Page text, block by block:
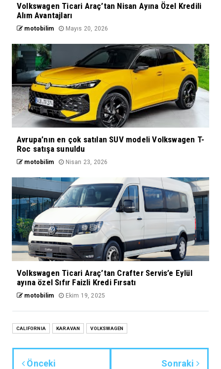
Volkswagen Ticari Araç’tan Nisan Ayına Özel Kredili
Alım Avantajları
motobilim Mayıs 20, 2026
Avrupa’nın en çok satılan SUV modeli Volkswagen T-
Roc satışa sunuldu
motobilim Nisan 23, 2026
Volkswagen Ticari Araç’tan Crafter Servis’e Eylül
ayına özel Sıfır Faizli Kredi Fırsatı
motobilim Ekim 19, 2025
CALIFORNIA KARAVAN VOLKSWAGEN
Önceki Sonraki